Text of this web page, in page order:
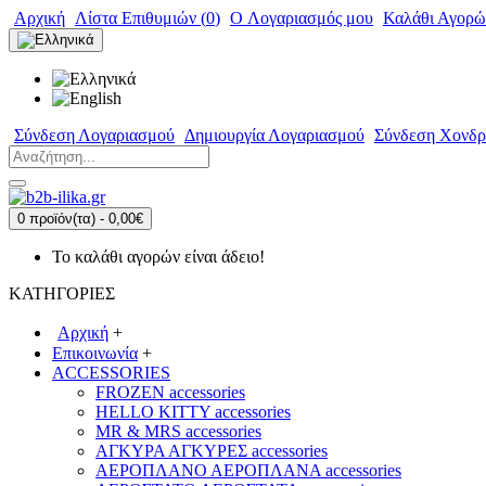
Αρχική Λίστα Επιθυμιών (0) O Λογαριασμός μου Καλάθι
Σύνδεση Λογαριασμού Δημιουργία Λογαριασμού Σύνδεση
0 προϊόν(τα) - 0,00€
Το καλάθι αγορών είναι άδειο!
ΚΑΤΗΓΟΡΙΕΣ
Αρχική +
Επικοινωνία +
ACCESSORIES
FROZEN accessories
HELLO KITTY accessories
MR & MRS accessories
ΑΓΚΥΡΑ ΑΓΚΥΡΕΣ accessories
ΑΕΡΟΠΛΑΝΟ ΑΕΡΟΠΛΑΝΑ accessories